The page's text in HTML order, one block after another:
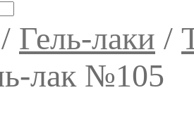
/ Гель-лаки /
лак №105